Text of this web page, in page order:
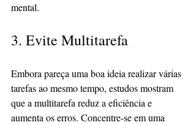
mental.
3. Evite Multitarefa
Embora pareça uma boa ideia realizar várias
tarefas ao mesmo tempo, estudos mostram
que a multitarefa reduz a eficiência e
aumenta os erros. Concentre-se em uma